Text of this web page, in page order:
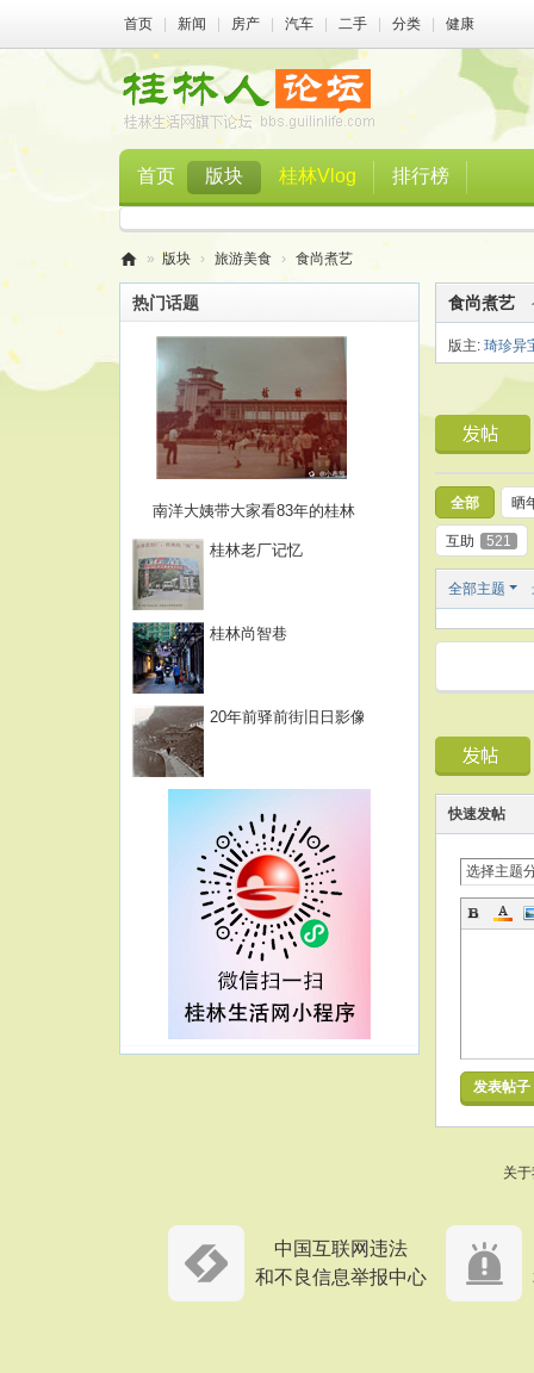
首页 新闻 房产 汽车 二手 分类 健康
首页 版块 桂林Vlog 排行榜
桂
林
» 版块 › 旅游美食 › 食尚煮艺
热门话题
南洋大姨带大家看83年的桂林
桂林老厂记忆
桂林尚智巷
20年前驿前街旧日影像
食尚煮艺
版主: 琦珍异
全部 晒
互助 521
全部主题
快速发帖
选择主题
发表帖子
关
中国互联网违法
和不良信息举报中心